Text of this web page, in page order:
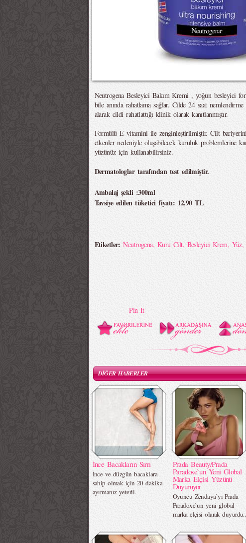
Neutrogena Besleyici Bakım Kremi , yoğun besleyici
bile anında rahatlama sağlar. Cilde 24 saat
alarak cildi rahatlattığı klinik olarak kanıtlanmıştır.
Formülü E vitamini ile zenginleştirilmiştir. Cilt
etkenler nedeniyle oluşabilecek kuruluk problemlerine
yüzünüz için kullanabilirsiniz.
Dermatologlar tarafından test edilmiştir.
Ambalaj şekli :300ml
Tavsiye edilen tüketici fiyatı: 12,90 TL
Etiketler:Neutrogena, Kuru Cilt, Besleyici Krem, Yüz,
Pin It
DİĞER HABERLER
İnce Bacakların Sırrı
İnce ve düzgün bacaklara
sahip olmak için 20 dakika
ayırmanız yeterli.
Prada Beauty/Prada
Paradoxe`un Yeni Global
Marka Elçisi Yüzünü
Duyuruyor
Oyuncu Zendaya`yı Prada
Paradoxe`un yeni global
marka elçisi olarak